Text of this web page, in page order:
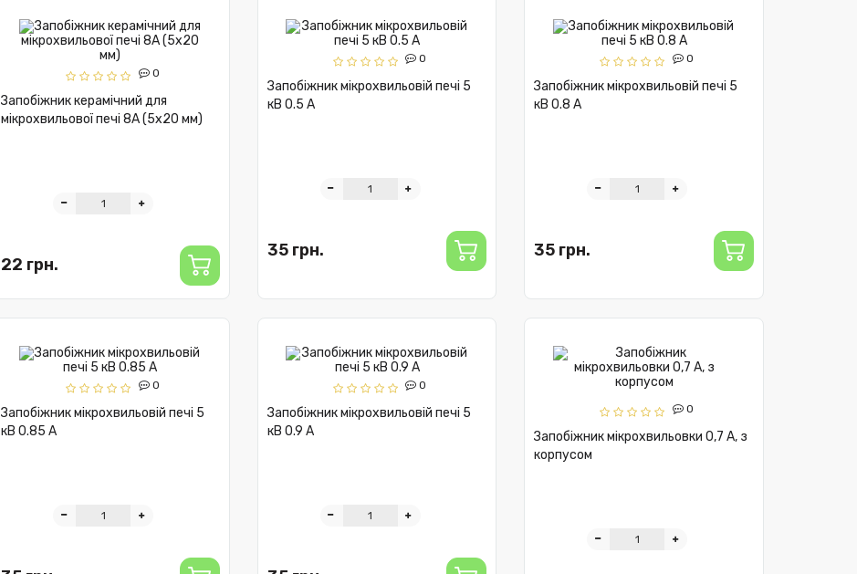
0
Запобіжник керамічний для
мікрохвильової печі 8А (5x20 мм)
22 грн.
0
Запобіжник мікрохвильовій печі 5
кВ 0.5 A
35 грн.
0
Запобіжник мікрохвильовій печі 5
кВ 0.8 A
35 грн.
0
Запобіжник мікрохвильовій печі 5
кВ 0.85 A
0
Запобіжник мікрохвильовій печі 5
кВ 0.9 A
0
Запобіжник мікрохвильовки 0,7 А, з
корпусом